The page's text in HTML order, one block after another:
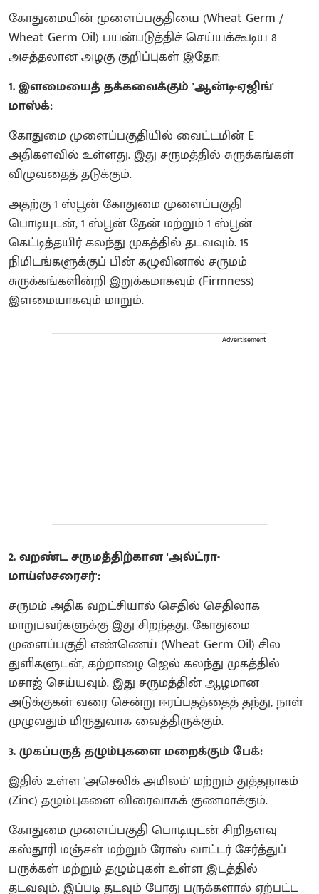
கோதுமையின் முளைப்பகுதியை (Wheat Germ /
Wheat Germ Oil) பயன்படுத்திச் செய்யக்கூடிய 8
அசத்தலான அழகு குறிப்புகள் இதோ:
1. இளமையைத் தக்கவைக்கும் 'ஆன்டி-ஏஜிங்'
மாஸ்க்:
கோதுமை முளைப்பகுதியில் வைட்டமின் E
அதிகளவில் உள்ளது. இது சருமத்தில் சுருக்கங்கள்
விழுவதைத் தடுக்கும்.
அதற்கு 1 ஸ்பூன் கோதுமை முளைப்பகுதி
பொடியுடன், 1 ஸ்பூன் தேன் மற்றும் 1 ஸ்பூன்
கெட்டித்தயிர் கலந்து முகத்தில் தடவவும். 15
நிமிடங்களுக்குப் பின் கழுவினால் சருமம்
சுருக்கங்களின்றி இறுக்கமாகவும் (Firmness)
இளமையாகவும் மாறும்.
Advertisement
2. வறண்ட சருமத்திற்கான 'அல்ட்ரா-
மாய்ஸ்சரைசர்':
சருமம் அதிக வறட்சியால் செதில் செதிலாக
மாறுபவர்களுக்கு இது சிறந்தது. கோதுமை
முளைப்பகுதி எண்ணெய் (Wheat Germ Oil) சில
துளிகளுடன், கற்றாழை ஜெல் கலந்து முகத்தில்
மசாஜ் செய்யவும். இது சருமத்தின் ஆழமான
அடுக்குகள் வரை சென்று ஈரப்பதத்தைத் தந்து, நாள்
முழுவதும் மிருதுவாக வைத்திருக்கும்.
3. முகப்பருத் தழும்புகளை மறைக்கும் பேக்:
இதில் உள்ள 'அசெலிக் அமிலம்' மற்றும் துத்தநாகம்
(Zinc) தழும்புகளை விரைவாகக் குணமாக்கும்.
கோதுமை முளைப்பகுதி பொடியுடன் சிறிதளவு
கஸ்தூரி மஞ்சள் மற்றும் ரோஸ் வாட்டர் சேர்த்துப்
பருக்கள் மற்றும் தழும்புகள் உள்ள இடத்தில்
தடவவும். இப்படி தடவும் போது பருக்களால் ஏற்பட்ட